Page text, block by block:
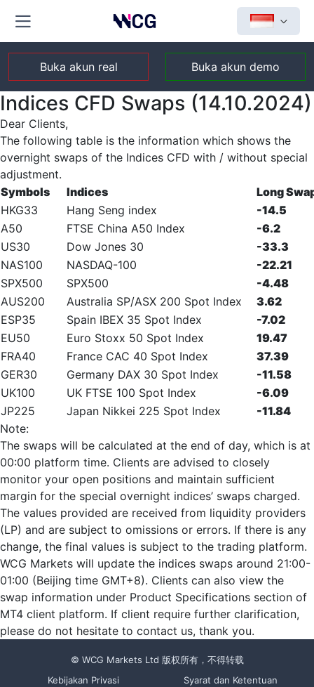
Buka akun real Buka akun demo
Indices CFD Swaps (14.10.2024)
Dear Clients,
The following table is the information which shows the
overnight swaps of the Indices CFD with / without special
adjustment.
Symbols
Indices
Long
HKG33
Hang Seng index
-14.5
A50
FTSE China A50 Index
-6.2
US30
Dow Jones 30
-33.3
NAS100
NASDAQ-100
-22.21
SPX500
SPX500
-4.48
AUS200
Australia SP/ASX 200 Spot Index
3.62
ESP35
Spain IBEX 35 Spot Index
-7.02
EU50
Euro Stoxx 50 Spot Index
19.47
FRA40
France CAC 40 Spot Index
37.39
GER30
Germany DAX 30 Spot Index
-11.58
UK100
UK FTSE 100 Spot Index
-6.09
JP225
Japan Nikkei 225 Spot Index
-11.84
Note:
The swaps will be calculated at the end of day, which is at
00:00 platform time. Clients are advised to closely
monitor your open positions and maintain sufficient
margin for the special overnight indices’ swaps charged.
The values provided are received from liquidity providers
(LP) and are subject to omissions or errors. If there is any
change, the final values is subject to the trading platform.
WCG Markets will update the indices swaps around 21:00-
01:00 (Beijing time GMT+8). Clients can also view the
swap information under Product Specifications section of
MT4 client platform. If client require further clarification,
please do not hesitate to contact us, thank you.
© WCG Markets Ltd 版权所有，不得转载
Kebijakan Privasi
Syarat dan Ketentuan